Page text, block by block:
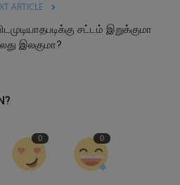
ARTICLE
சட்டம் இறுக்குமா
இலகுமா?
0 0